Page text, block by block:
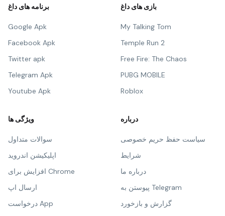
برنامه های داغ
Google Apk
Facebook Apk
Twitter apk
Telegram Apk
Youtube Apk
بازی های داغ
My Talking Tom
Temple Run 2
Free Fire: The Chaos
PUBG MOBILE
Roblox
ویژگی ها
سوالات متداول
اپلیکیشن اندروید
افزایش برای Chrome
ارسال اپ
درخواست App
درباره
سیاست حفظ حریم خصوصی
شرایط
درباره ما
پیوستن به Telegram
گزارش و بازخورد